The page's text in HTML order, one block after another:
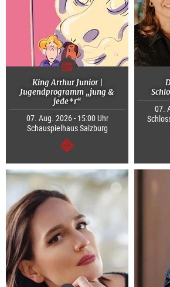
King Arthur Junior |
Jugendprogramm „jung &
jede*r“
07. Aug. 2026 - 15:00 Uhr
Schauspielhaus Salzburg
weiter
07.